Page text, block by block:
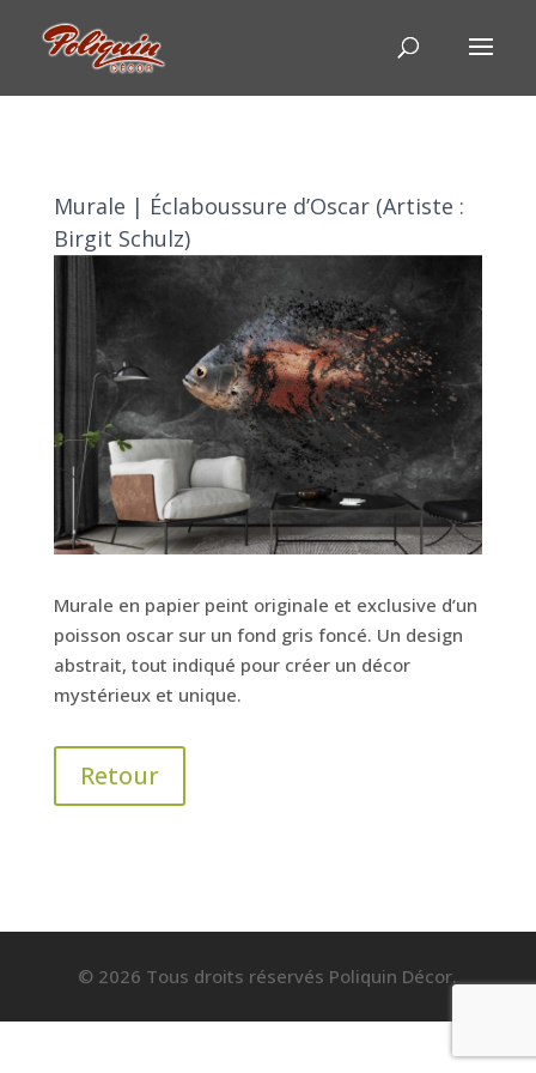
Murale | Éclaboussure d’Oscar (Artiste :
Birgit Schulz)
Murale en papier peint originale et exclusive d’un
poisson oscar sur un fond gris foncé. Un design
abstrait, tout indiqué pour créer un décor
mystérieux et unique.
Retour
© 2026 Tous droits réservés Poliquin Décor.